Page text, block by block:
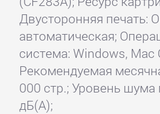
Двусторонняя печать:
автоматическая;
система: Windows, Mac
Рекомендуемая
000 стр.; Уровень шума
дБ(А);